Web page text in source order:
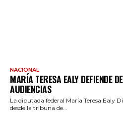
NACIONAL
MARÍA TERESA EALY DEFIENDE
AUDIENCIAS
La diputada federal María Teresa Ealy
desde la tribuna de...